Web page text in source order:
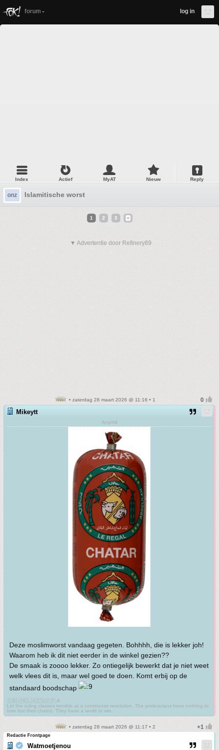
forum log in
Index Actief MyAT Nieuw Reply
onz Islamitische worst
1 2 3
▼ Advertentie door Refinery89
• zaterdag 28 maart 2026 @ 11:16 • 1
Mikeytt
Any/All
Deze moslimworst vandaag gegeten. Bohhhh, die is lekker joh!
Waarom heb ik dit niet eerder in de winkel gezien??
De smaak is zoooo lekker. Zo ontiegelijk bewerkt dat je niet weet
welk vlees dit is, maar wel goed te doen. Komt erbij op de
standaard boodschap
🇨🇳🇻🇳🇱🇦🇨🇺🇰🇵☭
Let the ruling classes tremble at a communist revolution. The proletarians have nothing to
lose but their chains. They have a world to win.
• zaterdag 28 maart 2026 @ 11:17 • 2
Redactie Frontpage
Watmoetjenou